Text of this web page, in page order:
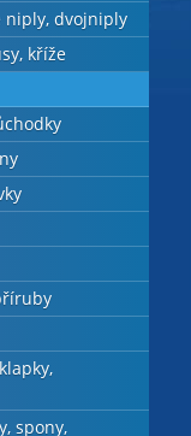
niply, dvojniply
kříže
spony,